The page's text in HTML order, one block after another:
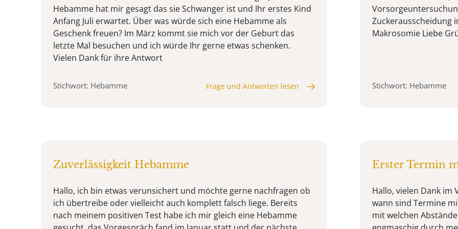
Hebamme hat mir gesagt das sie Schwanger ist und Ihr erstes Kind
Anfang Juli erwartet. Über was würde sich eine Hebamme als
Geschenk freuen? Im März kommt sie mich vor der Geburt das
letzte Mal besuchen und ich würde Ihr gerne etwas schenken.
Vielen Dank für ihre Antwort
Stichwort: Hebamme Frage und Antworten lesen
Zuckerausscheidung
Makrosomie Liebe
Stichwort: Hebamme
Zuverlässigkeit Hebamme
Hallo, ich bin etwas verunsichert und möchte gerne nachfragen ob
ich übertreibe oder vielleicht auch komplett falsch liege. Bereits
nach meinem positiven Test habe ich mir gleich eine Hebamme
Erster Termin
Hallo, vielen Dank im
wann sind Termine
mit welchen